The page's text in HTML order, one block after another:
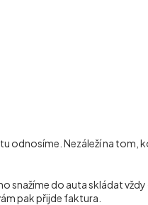
odnosíme. Nezáleží na tom,
snažíme do auta skládat
pak přijde faktura.